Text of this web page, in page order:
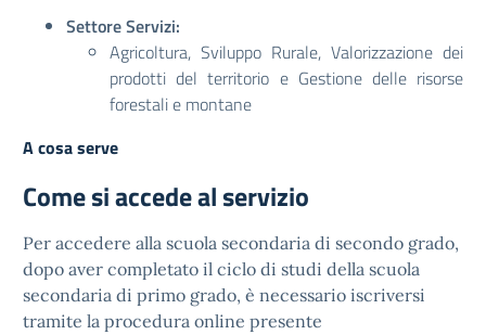
Settore Servizi:
Agricoltura, Sviluppo Rurale, Valorizzazione dei
prodotti del territorio e Gestione delle risorse
forestali e montane
A cosa serve
Come si accede al servizio
Per accedere alla scuola secondaria di secondo grado,
dopo aver completato il ciclo di studi della scuola
secondaria di primo grado, è necessario iscriversi
tramite la procedura online presente